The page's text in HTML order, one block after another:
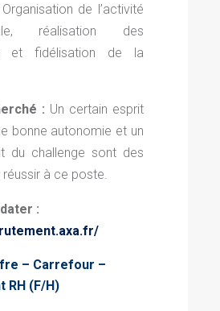
Organisation de l’activité
réalisation des
et fidélisation de la
: Un certain esprit
bonne autonomie et un
du challenge sont des
à ce poste.
:
– Carrefour –
RH (F/H)